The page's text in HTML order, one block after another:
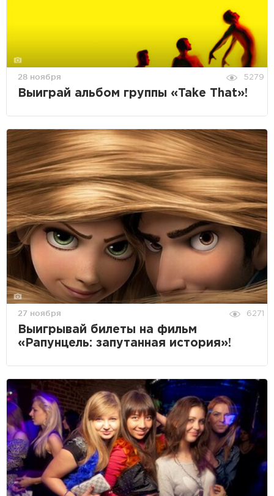
28 ноября 5279
Выиграй альбом группы «Take That»!
27 ноября 6271
Выигрывай билеты на фильм
«Рапунцель: запутанная история»!